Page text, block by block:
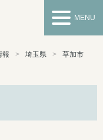
MENU
報 埼玉県 草加市